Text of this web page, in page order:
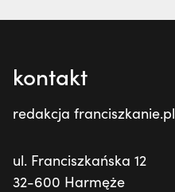
kontakt
redakcja franciszkanie.pl
ul. Franciszkańska 12
32-600 Harmęże